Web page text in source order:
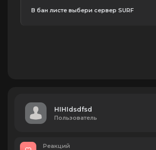
В бан листе выбери сервер SURF
HIHIdsdfsd
Пользователь
Реакций